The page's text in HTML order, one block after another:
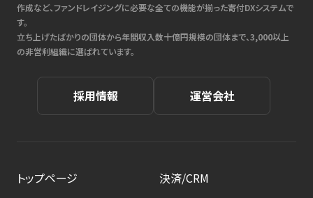
作成など、ファンドレイジングに必要な全ての機能が揃った寄付DXシステムで
す。
立ち上げたばかりの団体から年間収入数十億円規模の団体まで、3,000以上
の非営利組織に選ばれています。
採用情報 運営会社
トップページ
決済/CRM